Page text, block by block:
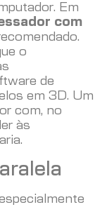
Em
com
o
de
em 3D. Um
com, no
às